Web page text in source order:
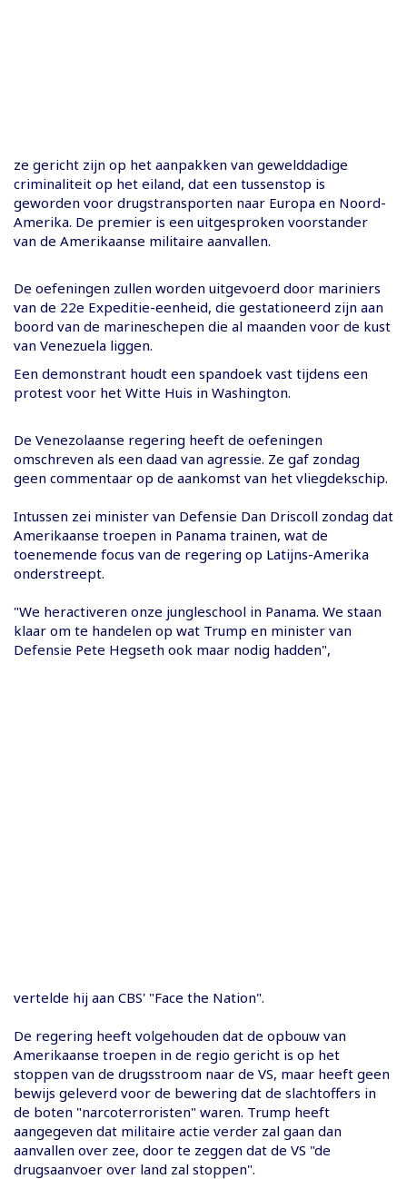
ze gericht zijn op het aanpakken van gewelddadige
criminaliteit op het eiland, dat een tussenstop is
geworden voor drugstransporten naar Europa en Noord-
Amerika. De premier is een uitgesproken voorstander
van de Amerikaanse militaire aanvallen.
De oefeningen zullen worden uitgevoerd door mariniers
van de 22e Expeditie-eenheid, die gestationeerd zijn aan
boord van de marineschepen die al maanden voor de kust
van Venezuela liggen.
Een demonstrant houdt een spandoek vast tijdens een
protest voor het Witte Huis in Washington.
De Venezolaanse regering heeft de oefeningen
omschreven als een daad van agressie. Ze gaf zondag
geen commentaar op de aankomst van het vliegdekschip.
Intussen zei minister van Defensie Dan Driscoll zondag dat
Amerikaanse troepen in Panama trainen, wat de
toenemende focus van de regering op Latijns-Amerika
onderstreept.
"We heractiveren onze jungleschool in Panama. We staan ​​
klaar om te handelen op wat Trump en minister van
Defensie Pete Hegseth ook maar nodig hadden",
vertelde hij aan CBS' "Face the Nation".
De regering heeft volgehouden dat de opbouw van
Amerikaanse troepen in de regio gericht is op het
stoppen van de drugsstroom naar de VS, maar heeft geen
bewijs geleverd voor de bewering dat de slachtoffers in
de boten "narcoterroristen" waren. Trump heeft
aangegeven dat militaire actie verder zal gaan dan
aanvallen over zee, door te zeggen dat de VS "de
drugsaanvoer over land zal stoppen".